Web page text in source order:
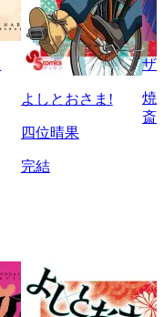
よしとおさま!
四位晴果
完結
ザ
焼
斎